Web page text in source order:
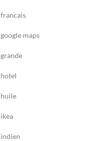
francais
google maps
grande
hotel
huile
ikea
indien